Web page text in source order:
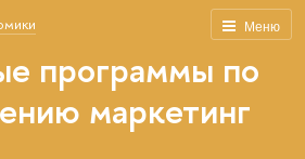
Меню
программы по
маркетинг